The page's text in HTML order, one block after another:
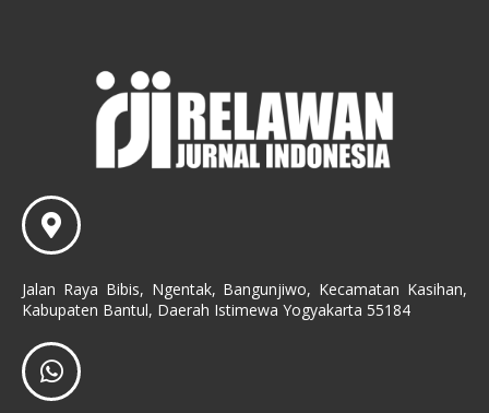
Jalan Raya Bibis, Ngentak, Bangunjiwo, Kecamatan Kasihan,
Kabupaten Bantul, Daerah Istimewa Yogyakarta 55184